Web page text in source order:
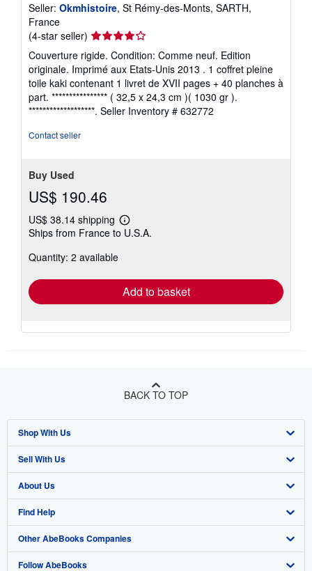
Seller: Okmhistoire, St Rémy-des-Monts, SARTH,
France
(4-star seller) Seller
rating
4
out
of
5
stars
Couverture rigide. Condition: Comme neuf. Edition
originale. Imprimé aux Etats-Unis 2013 . 1 coffret pleine
toile kaki contenant 1 livret de XVII pages + 40 planches à
part. **************** ( 32,5 x 24,3 cm )( 1030 gr ).
*******************. Seller Inventory # 632772
Contact seller
Buy Used
US$ 190.46
US$ 38.14 shipping
Learn
more
Ships from France to U.S.A.
Quantity: 2 available
Add to basket
BACK TO TOP
Shop With Us
Advanced Search
Browse Collections
My Account
My Orders
View Basket
Sell With Us
Start Selling
Join Our Affiliate Program
Book Buyback
Refer a seller
About Us
About AbeBooks
Media
Careers
Find Help
Help
Customer Support
Other AbeBooks Companies
AbeBooks.co.uk
Follow AbeBooks